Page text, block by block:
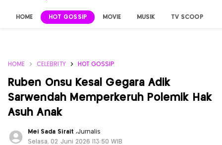
HOME HOT GOSSIP MOVIE MUSIK TV SCOOP
HOME CELEBRITY HOT GOSSIP
Ruben Onsu Kesal Gegara Adik
Sarwendah Memperkeruh Polemik Hak
Asuh Anak
Mei Sada Sirait ,Jurnalis
Selasa, 02 Juni 2026 |13:50 WIB